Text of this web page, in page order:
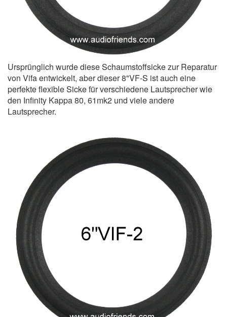
Ursprünglich wurde diese Schaumstoffsicke zur Reparatur
von Vifa entwickelt, aber dieser 8"VF-S ist auch eine
perfekte flexible Sicke für verschiedene Lautsprecher wie
den Infinity Kappa 80, 61mk2 und viele andere
Lautsprecher.